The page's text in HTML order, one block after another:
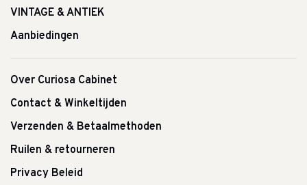
VINTAGE & ANTIEK
Aanbiedingen
Over Curiosa Cabinet
Contact & Winkeltijden
Verzenden & Betaalmethoden
Ruilen & retourneren
Privacy Beleid